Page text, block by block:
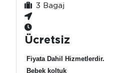
3 Bagaj
Ücretsiz
Fiyata Dahil Hizmetlerdir.
Bebek koltuk